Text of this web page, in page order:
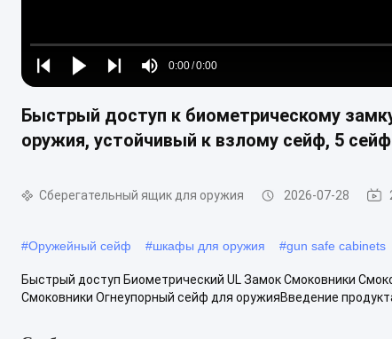
Play
Play
Play
Mute
Time
0:00/0:00
Loaded:
0%
Быстрый доступ к биометрическому
оружия, устойчивый к взлому сейф, 5
Сберегательный ящик для оружия 2026-07-28
#Оружейный сейф #шкафы для оружия #gun safe cabinets
Быстрый доступ Биометрический UL Замок Смоковники
Смоковники Огнеупорный сейф для оружияВведение